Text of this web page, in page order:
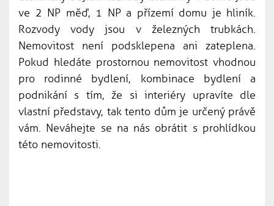
ve 2 NP měď, 1 NP a přízemí domu je hliník.
Rozvody vody jsou v železných trubkách.
Nemovitost není podsklepena ani zateplena.
Pokud hledáte prostornou nemovitost vhodnou
pro rodinné bydlení, kombinace bydlení a
podnikání s tím, že si interiéry upravíte dle
vlastní představy, tak tento dům je určený právě
vám. Neváhejte se na nás obrátit s prohlídkou
této nemovitosti.